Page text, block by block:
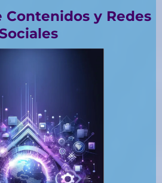
y Redes